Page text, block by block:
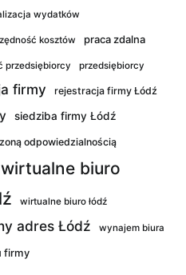
wydatków
kosztów praca zdalna
przedsiębiorcy przedsiębiorcy
firmy rejestracja firmy Łódź
siedziba firmy Łódź
odpowiedzialnością
wirtualne biuro
wirtualne biuro łódź
adres Łódź wynajem biura
firmy